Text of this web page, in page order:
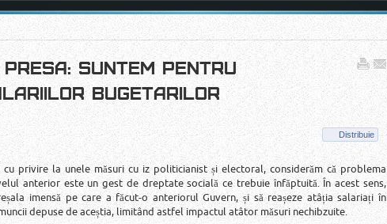
PRESA: SUNTEM PENTRU
BUGETARILOR
Distribuie
privire la unele măsuri cu iz politicianist și electoral, considerăm că problema
anterior este un gest de dreptate socială ce trebuie înfăptuită. În acest sens,
imensă pe care a făcut-o anteriorul Guvern, și să reașeze atâția salariați în
depuse de aceștia, limitând astfel impactul atâtor măsuri nechibzuite.